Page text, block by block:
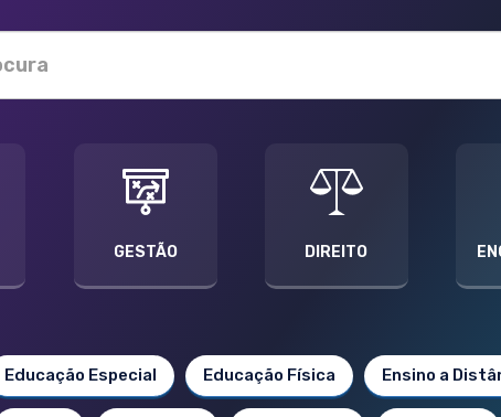
GESTÃO DIREITO
Educação Especial Educação Física Ensino a